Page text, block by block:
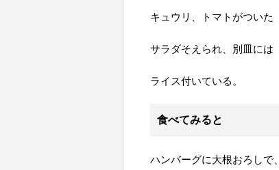
キュウリ、トマトがついた
サラダそえられ、別皿には
ライス付いている。
食べてみると
ハンバーグに大根おろしで、